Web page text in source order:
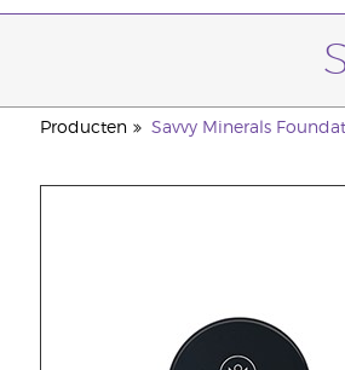
Producten Savvy Minerals